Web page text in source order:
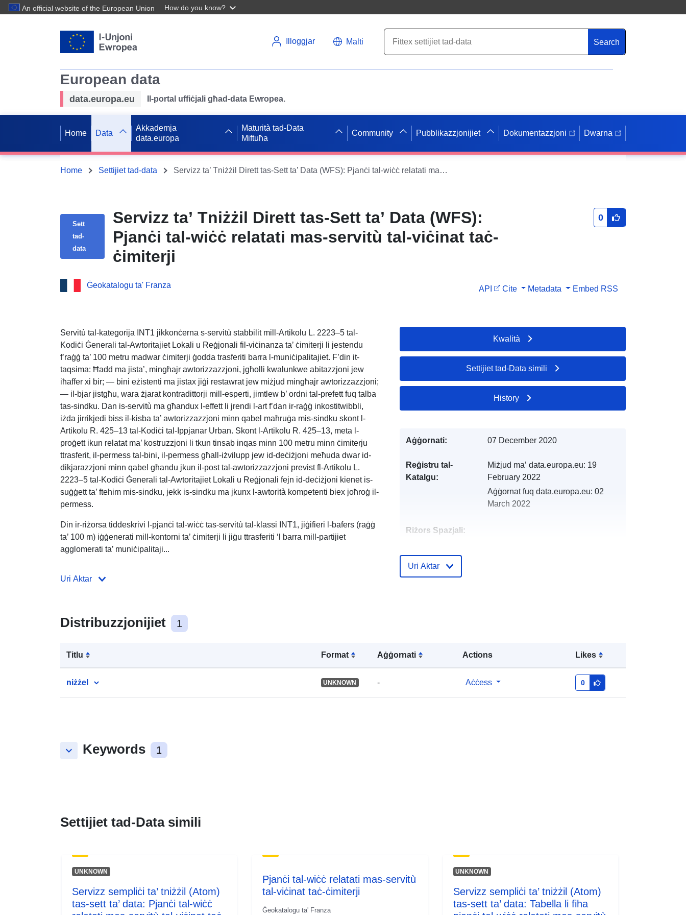
An official website of the European Union How do you know?
Illoggjar Malti Search
European data
data.europa.eu Il-portal uffiċjali għad-data Ewropea.
Home Data
Akkademja
data.europa
Maturità tad-Data
Miftuħa
Community Pubblikazzjonijiet Dokumentazzjoni Dwarna
Home Settijiet tad-data Servizz ta’ Tniżżil Dirett tas-Sett ta’ Data (WFS): Pjanċi tal-wiċċ relatati mas-servitù tal-viċinat taċ-ċimiterji
Sett
tad-
data
Servizz ta’ Tniżżil Dirett tas-Sett ta’ Data (WFS):
Pjanċi tal-wiċċ relatati mas-servitù tal-viċinat taċ-
ċimiterji
0
Ġeokatalogu ta' Franza API Cite Metadata Embed RSS
Servitù tal-kategorija INT1 jikkonċerna s-servitù stabbilit mill-Artikolu L. 2223–5 tal-
Kodiċi Ġenerali tal-Awtoritajiet Lokali u Reġjonali fil-viċinanza ta’ ċimiterji li jestendu
f’raġġ ta’ 100 metru madwar ċimiterji ġodda trasferiti barra l-muniċipalitajiet. F’din it-
taqsima: Ħadd ma jista’, mingħajr awtorizzazzjoni, jgħolli kwalunkwe abitazzjoni jew
iħaffer xi bir; — bini eżistenti ma jistax jiġi restawrat jew miżjud mingħajr awtorizzazzjoni;
— il-bjar jistgħu, wara żjarat kontradittorji mill-esperti, jimtlew b’ ordni tal-prefett fuq talba
tas-sindku. Dan is-servitù ma għandux l-effett li jrendi l-art f’dan ir-raġġ inkostitwibbli,
iżda jirrikjedi biss il-kisba ta’ awtorizzazzjoni minn qabel maħruġa mis-sindku skont l-
Artikolu R. 425–13 tal-Kodiċi tal-Ippjanar Urban. Skont l-Artikolu R. 425–13, meta l-
proġett ikun relatat ma’ kostruzzjoni li tkun tinsab inqas minn 100 metru minn ċimiterju
ttrasferit, il-permess tal-bini, il-permess għall-iżvilupp jew id-deċiżjoni meħuda dwar id-
dikjarazzjoni minn qabel għandu jkun il-post tal-awtorizzazzjoni previst fl-Artikolu L.
2223–5 tal-Kodiċi Ġenerali tal-Awtoritajiet Lokali u Reġjonali fejn id-deċiżjoni kienet is-
suġġett ta’ ftehim mis-sindku, jekk is-sindku ma jkunx l-awtorità kompetenti biex joħroġ il-
permess.
Din ir-riżorsa tiddeskrivi l-pjanċi tal-wiċċ tas-servitù tal-klassi INT1, jiġifieri l-bafers (raġġ
ta’ 100 m) iġġenerati mill-kontorni ta’ ċimiterji li jiġu ttrasferiti ‘l barra mill-partijiet
agglomerati ta’ muniċipalitaji...
Uri Aktar
Distribuzzjonijiet 1
Titlu Format Aġġornati Actions Likes
niżżel UNKNOWN - Aċċess 0
keyboard_arrow_down Keywords 1
Kwalità
Settijiet tad-Data simili
History
Aġġornati: 07 December 2020
Reġistru tal-
Katalgu:
Miżjud ma’ data.europa.eu: 19
February 2022
Aġġornat fuq data.europa.eu: 02
March 2022
Riżors Spazjali:
Identifikaturi:
http://inspire.ec.europa.eu/metadata-
codelist/ResourceType/services
Uri Aktar
Settijiet tad-Data simili
UNKNOWN
Servizz sempliċi ta’ tniżżil (Atom)
tas-sett ta’ data: Pjanċi tal-wiċċ
Pjanċi tal-wiċċ relatati mas-servitù
tal-viċinat taċ-ċimiterji
Ġeokatalogu ta' Franza
UNKNOWN
Servizz sempliċi ta’ tniżżil (Atom)
tas-sett ta’ data: Tabella li fiha